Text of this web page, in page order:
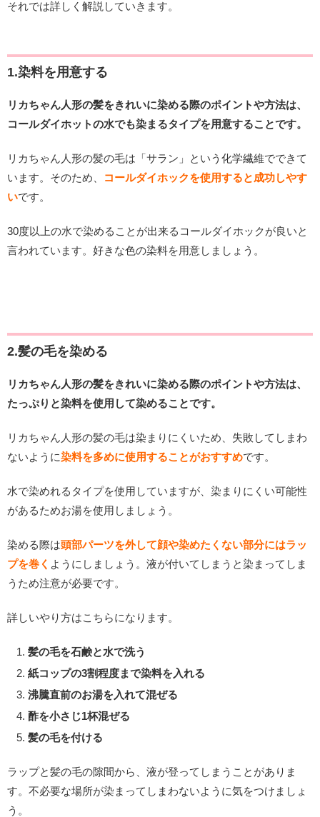
それでは詳しく解説していきます。
1.染料を用意する
リカちゃん人形の髪をきれいに染める際のポイントや方法は、
コールダイホットの水でも染まるタイプを用意することです。
リカちゃん人形の髪の毛は「サラン」という化学繊維でできて
います。そのため、
コールダイホックを使用すると成功しやす
いです。
30度以上の水で染めることが出来るコールダイホックが良いと
言われています。好きな色の染料を用意しましょう。
2.髪の毛を染める
リカちゃん人形の髪をきれいに染める際のポイントや方法は、
たっぷりと染料を使用して染めることです。
リカちゃん人形の髪の毛は染まりにくいため、失敗してしまわ
ないように染料を多めに使用することがおすすめです。
水で染めれるタイプを使用していますが、染まりにくい可能性
があるためお湯を使用しましょう。
染める際は頭部パーツを外して顔や染めたくない部分にはラッ
プを巻く ようにしましょう。液が付いてしまうと染まってしま
うため注意が必要です。
詳しいやり方はこちらになります。
髪の毛を石鹸と水で洗う
紙コップの3割程度まで染料を入れる
沸騰直前のお湯を入れて混ぜる
酢を小さじ1杯混ぜる
髪の毛を付ける
ラップと髪の毛の隙間から、液が登ってしまうことがありま
す。不必要な場所が染まってしまわないように気をつけましょ
う。